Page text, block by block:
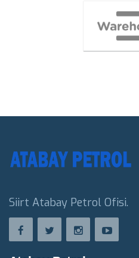
Siirt Atabay Petrol Ofisi.